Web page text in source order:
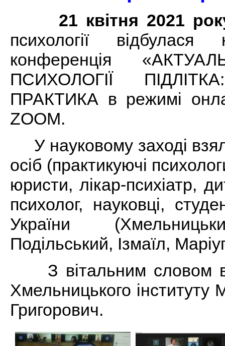
21 квітня 2021
психології відбулася
конференція
ПСИХОЛОГІЇ
ПРАКТИКА в режимі
ZOOM.
У науковому заході
осіб (практикуючі
юристи, лікар-психіатр,
психолог, науковці,
України
Подільський, Ізмаїл,
З вітальним словом
Хмельницького
Григорович.